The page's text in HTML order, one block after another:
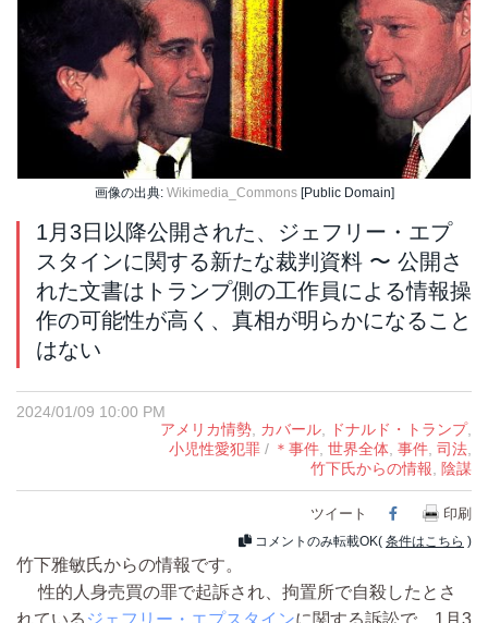
画像の出典: Wikimedia_Commons[Public Domain]
1月3日以降公開された、ジェフリー・エプ
スタインに関する新たな裁判資料 〜 公開さ
れた文書はトランプ側の工作員による情報操
作の可能性が高く、真相が明らかになること
はない
2024/01/09 10:00 PM
アメリカ情勢, カバール, ドナルド・トランプ,
小児性愛犯罪 / ＊事件, 世界全体, 事件, 司法,
竹下氏からの情報, 陰謀
ツイート 印刷
コメントのみ転載OK( 条件はこちら )
竹下雅敏氏からの情報です。
性的人身売買の罪で起訴され、拘置所で自殺したとさ